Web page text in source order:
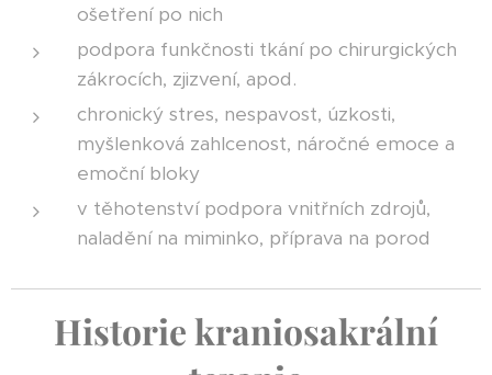
ošetření po nich
podpora funkčnosti tkání po chirurgických
zákrocích, zjizvení, apod.
chronický stres, nespavost, úzkosti,
myšlenková zahlcenost, náročné emoce a
emoční bloky
v těhotenství podpora vnitřních zdrojů,
naladění na miminko, příprava na porod
Historie kraniosakrální